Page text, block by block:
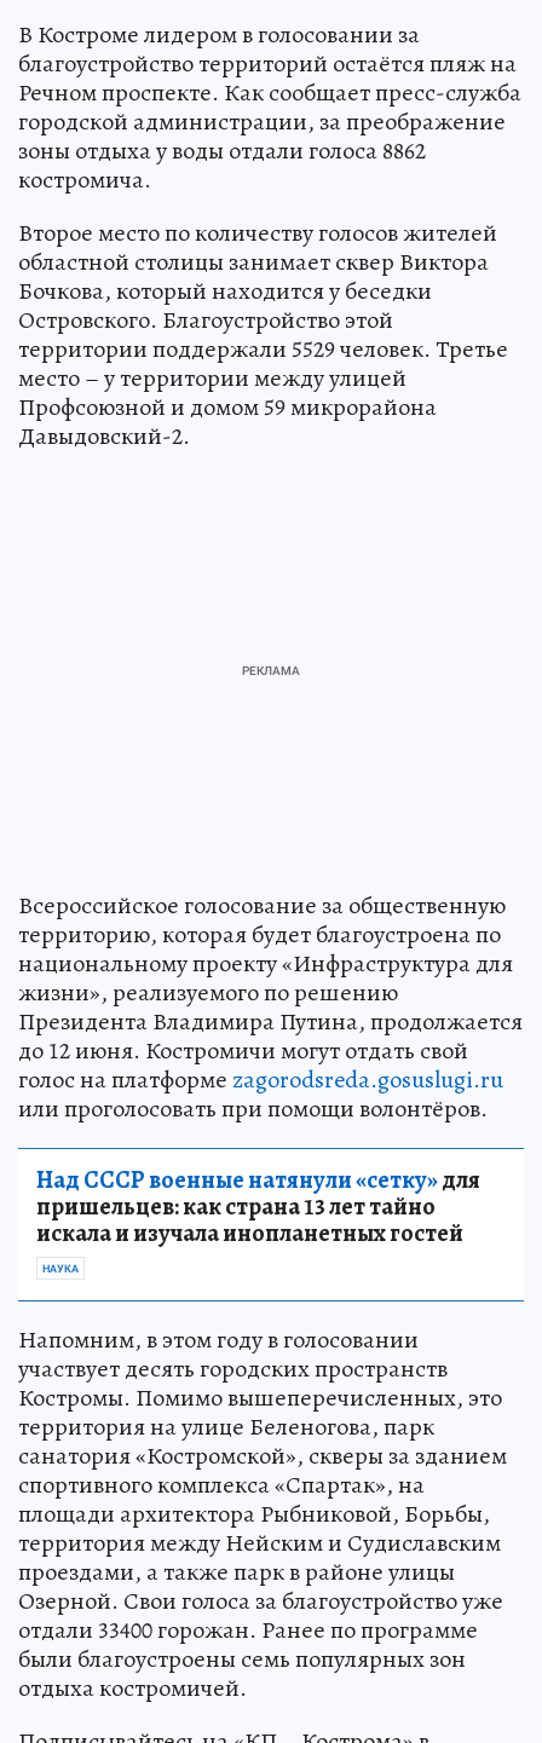
В Костроме лидером в голосовании за
благоустройство территорий остаётся пляж на
Речном проспекте. Как сообщает пресс-служба
городской администрации, за преображение
зоны отдыха у воды отдали голоса 8862
костромича.
Второе место по количеству голосов жителей
областной столицы занимает сквер Виктора
Бочкова, который находится у беседки
Островского. Благоустройство этой
территории поддержали 5529 человек. Третье
место – у территории между улицей
Профсоюзной и домом 59 микрорайона
Давыдовский-2.
Всероссийское голосование за общественную
территорию, которая будет благоустроена по
национальному проекту «Инфраструктура для
жизни», реализуемого по решению
Президента Владимира Путина, продолжается
до 12 июня. Костромичи могут отдать свой
голос на платформе zagorodsreda.gosuslugi.ru
или проголосовать при помощи волонтёров.
Над СССР военные натянули «сетку»для
пришельцев: как страна 13 лет тайно
искала и изучала инопланетных гостей
НАУКА
Напомним, в этом году в голосовании
участвует десять городских пространств
Костромы. Помимо вышеперечисленных, это
территория на улице Беленогова, парк
санатория «Костромской», скверы за зданием
спортивного комплекса «Спартак», на
площади архитектора Рыбниковой, Борьбы,
территория между Нейским и Судиславским
проездами, а также парк в районе улицы
Озерной. Свои голоса за благоустройство уже
отдали 33400 горожан. Ранее по программе
были благоустроены семь популярных зон
отдыха костромичей.